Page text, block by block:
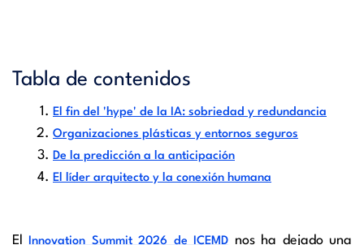
Tabla de contenidos
El fin del 'hype' de la IA: sobriedad y redundancia
Organizaciones plásticas y entornos seguros
De la predicción a la anticipación
El líder arquitecto y la conexión humana
El Innovation Summit 2026 de ICEMD nos ha dejado una